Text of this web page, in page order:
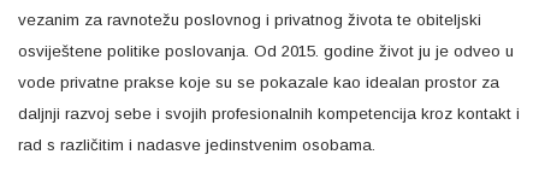
vezanim za ravnotežu poslovnog i privatnog života te obiteljski
osviještene politike poslovanja. Od 2015. godine život ju je odveo u
vode privatne prakse koje su se pokazale kao idealan prostor za
daljnji razvoj sebe i svojih profesionalnih kompetencija kroz kontakt i
rad s različitim i nadasve jedinstvenim osobama.